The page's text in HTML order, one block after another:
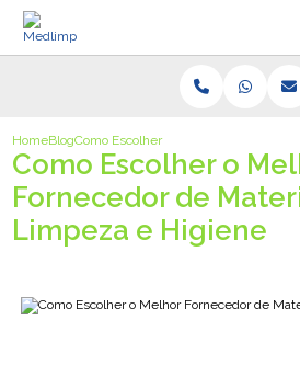
HomeBlogComo Escolher o Melhor Fornecedor
Como Escolher o
Fornecedor de
Limpeza e Higiene